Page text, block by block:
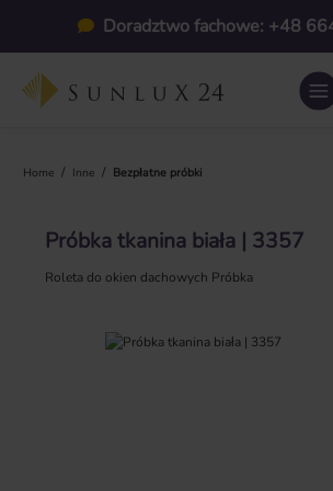
Przejdź do głównej zawartościDoradztwo fachowe: +48
Home / Inne / Bezpłatne próbki
Próbka tkanina biała | 3357
Roleta do okien dachowych Próbka
Pomiń galerię zdjęć